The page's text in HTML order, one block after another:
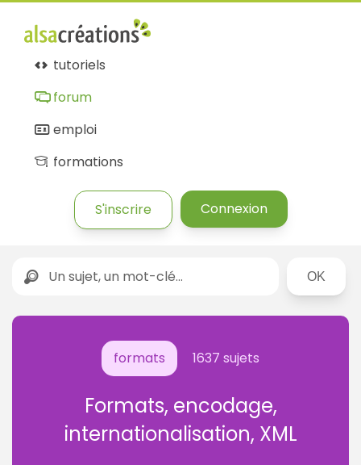
tutoriels
forum
emploi
formations
S'inscrire Connexion
Rechercher
formats 1637 sujets
Formats, encodage,
internationalisation, XML